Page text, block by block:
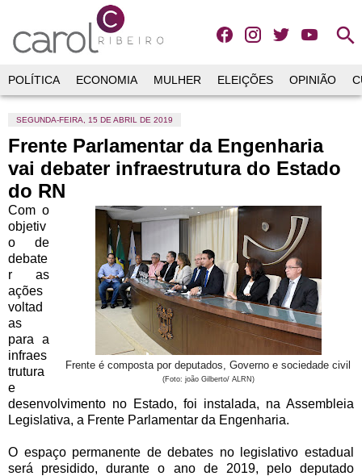
search
POLÍTICA ECONOMIA MULHER ELEIÇÕES OPINIÃO
SEGUNDA-FEIRA, 15 DE ABRIL DE 2019
Frente Parlamentar da Engenharia
vai debater infraestrutura do Estado
do RN
Frente é composta por deputados, Governo e sociedade civil
(Foto: joão Gilberto/ ALRN)
Com o
objetiv
o de
debate
r as
ações
voltad
as
para a
infraes
trutura
e
desenvolvimento no Estado, foi instalada, na Assembleia
Legislativa, a Frente Parlamentar da Engenharia.
O espaço permanente de debates no legislativo estadual
será presidido, durante o ano de 2019, pelo deputado